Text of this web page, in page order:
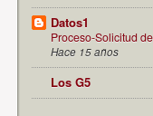
Datos1
Proceso-Solicitud
Hace 15 años
Los G5